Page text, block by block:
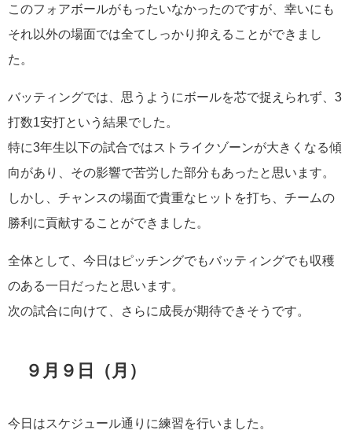
このフォアボールがもったいなかったのですが、幸いにも
それ以外の場面では全てしっかり抑えることができまし
た。
バッティングでは、思うようにボールを芯で捉えられず、3
打数1安打という結果でした。
特に3年生以下の試合ではストライクゾーンが大きくなる傾
向があり、その影響で苦労した部分もあったと思います。
しかし、チャンスの場面で貴重なヒットを打ち、チームの
勝利に貢献することができました。
全体として、今日はピッチングでもバッティングでも収穫
のある一日だったと思います。
次の試合に向けて、さらに成長が期待できそうです。
９月９日（月）
今日はスケジュール通りに練習を行いました。